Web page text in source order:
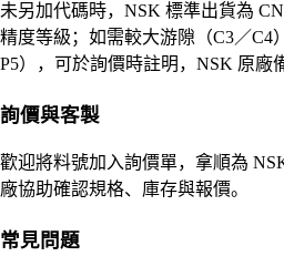
未另加代碼時，NSK 標準出貨為
精度等級；如需較大游隙（C3／C4
P5），可於詢價時註明，NSK 原廠
詢價與客製
歡迎將料號加入詢價單，拿順為
廠協助確認規格、庫存與報價。
常見問題